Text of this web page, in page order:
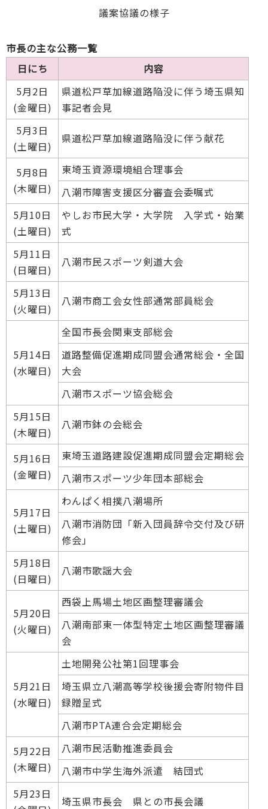
議案協議の様子
市長の主な公務一覧
日にち
内容
5月2日
(金曜日)
県道松戸草加線道路陥没に伴う埼玉県知
事記者会見
5月3日
(土曜日)
県道松戸草加線道路陥没に伴う献花
5月8日
(木曜日)
東埼玉資源環境組合理事会
八潮市障害支援区分審査会委嘱式
5月10日
(土曜日)
やしお市民大学・大学院 入学式・始業
式
5月11日
(日曜日)
八潮市民スポーツ剣道大会
5月13日
(火曜日)
八潮市商工会女性部通常部員総会
5月14日
(水曜日)
全国市長会関東支部総会
道路整備促進期成同盟会通常総会・全国
大会
八潮市スポーツ協会総会
5月15日
(木曜日)
八潮市鉢の会総会
5月16日
(金曜日)
東埼玉道路建設促進期成同盟会定期総会
八潮市スポーツ少年団本部総会
5月17日
(土曜日)
わんぱく相撲八潮場所
八潮市消防団「新入団員辞令交付及び研
修会」
5月18日
(日曜日)
八潮市歌謡大会
5月20日
(火曜日)
西袋上馬場土地区画整理審議会
八潮南部東一体型特定土地区画整理審議
会
5月21日
(水曜日)
土地開発公社第1回理事会
埼玉県立八潮高等学校後援会寄附物件目
録贈呈式
八潮市PTA連合会定期総会
5月22日
(木曜日)
八潮市民活動推進委員会
八潮市中学生海外派遣 結団式
5月23日
埼玉県市長会 県との市長会議